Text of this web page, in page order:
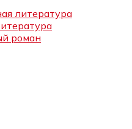
литература
роман